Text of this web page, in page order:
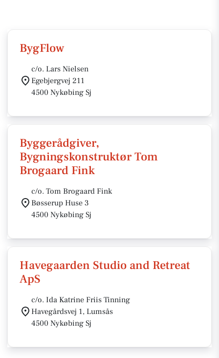
BygFlow
c/o. Lars Nielsen
Egebjergvej 211
4500 Nykøbing Sj
Byggerådgiver,
Bygningskonstruktør Tom
Brogaard Fink
c/o. Tom Brogaard Fink
Bøsserup Huse 3
4500 Nykøbing Sj
Havegaarden Studio and Retreat
ApS
c/o. Ida Katrine Friis Tinning
Havegårdsvej 1, Lumsås
4500 Nykøbing Sj